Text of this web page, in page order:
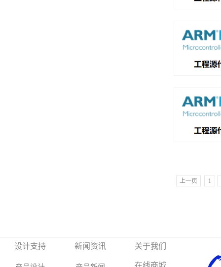
上一页 1
设计支持 新闻资讯 关于我们
在线商城